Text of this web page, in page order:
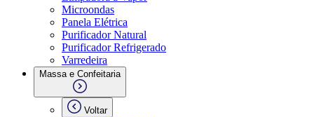
Microondas
Panela Elétrica
Purificador Natural
Purificador Refrigerado
Varredeira
Massa e Confeitaria
Voltar